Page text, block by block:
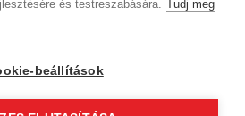
és testreszabására. Tudj meg
beállítások